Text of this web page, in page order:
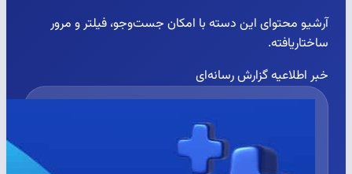
آرشیو محتوای این دسته با امکان جست‌وجو، فیلتر و مرور
ساختاریافته.
خبر اطلاعیهگزارش رسانه‌ای